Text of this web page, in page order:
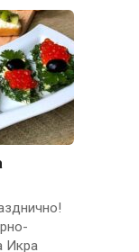
Икра